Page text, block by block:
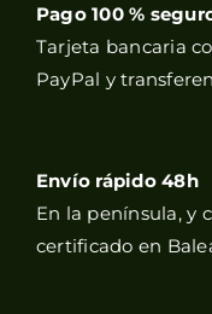
Pago 100 %
Tarjeta bancaria
PayPal y
Envío rápido 48h
En la península, y
certificado en